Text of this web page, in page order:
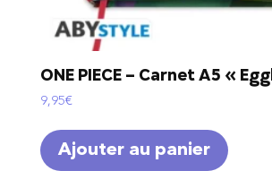
ONE PIECE – Carnet A5 «
9,95€
Ajouter au panier